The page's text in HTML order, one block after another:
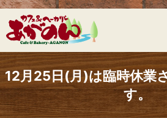
12月25日(月)は臨時休業
す。